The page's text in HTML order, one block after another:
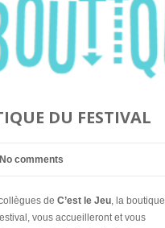
DU FESTIVAL
No comments
de C’est le Jeu, la boutique
vous accueilleront et vous